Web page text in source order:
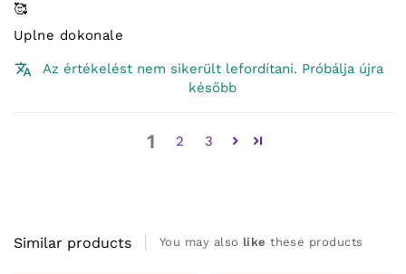
🥰
Uplne dokonale
Az értékelést nem sikerült lefordítani. Próbálja újra
később
1 2 3
Similar products You may also like these products